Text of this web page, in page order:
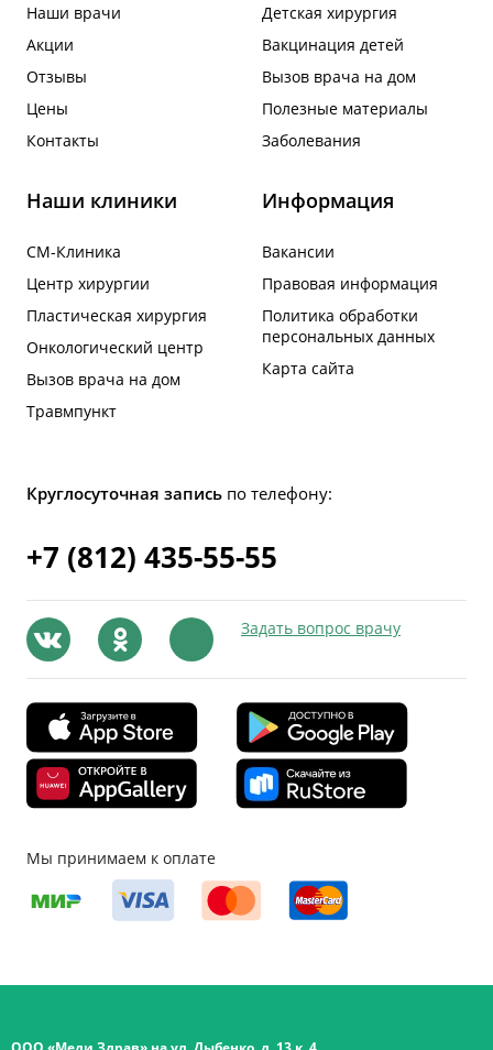
Наши врачи
Акции
Отзывы
Цены
Контакты
Детская хирургия
Вакцинация детей
Вызов врача на дом
Полезные материалы
Заболевания
Наши клиники
СМ-Клиника
Центр хирургии
Пластическая хирургия
Онкологический центр
Вызов врача на дом
Травмпункт
Информация
Вакансии
Правовая информация
Политика обработки
персональных данных
Карта сайта
Круглосуточная запись по телефону:
+7 (812) 435-55-55
Задать вопрос врачу
Мы принимаем к оплате